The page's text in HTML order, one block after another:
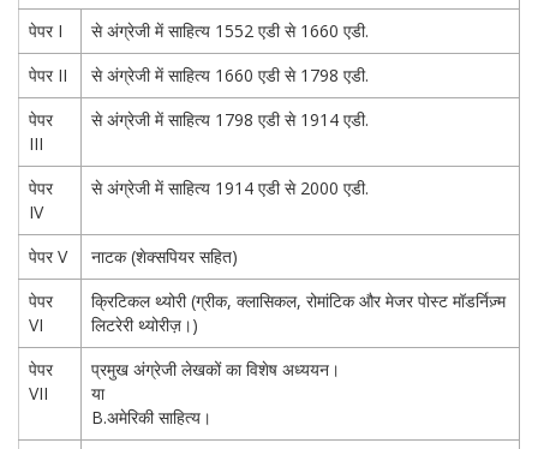
पेपर I
से अंग्रेजी में साहित्य 1552 एडी से 1660 एडी.
पेपर II
से अंग्रेजी में साहित्य 1660 एडी से 1798 एडी.
पेपर
III
से अंग्रेजी में साहित्य 1798 एडी से 1914 एडी.
पेपर
IV
से अंग्रेजी में साहित्य 1914 एडी से 2000 एडी.
पेपर V
नाटक (शेक्सपियर सहित)
पेपर
VI
क्रिटिकल थ्योरी (ग्रीक, क्लासिकल, रोमांटिक और मेजर पोस्ट मॉडर्निज़्म
लिटरेरी थ्योरीज़।)
पेपर
VII
प्रमुख अंग्रेजी लेखकों का विशेष अध्ययन।
या
B.अमेरिकी साहित्य।